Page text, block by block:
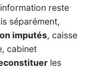
reste
séparément,
imputés, caisse
cabinet
les